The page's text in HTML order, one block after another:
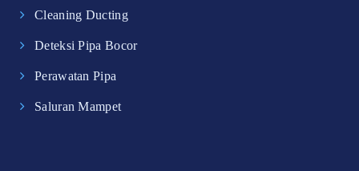
Cleaning Ducting
Deteksi Pipa Bocor
Perawatan Pipa
Saluran Mampet